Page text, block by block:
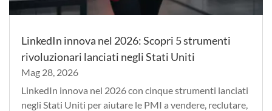
LinkedIn innova nel 2026: Scopri 5 strumenti
rivoluzionari lanciati negli Stati Uniti
Mag 28, 2026
LinkedIn innova nel 2026 con cinque strumenti lanciati
negli Stati Uniti per aiutare le PMI a vendere, reclutare,